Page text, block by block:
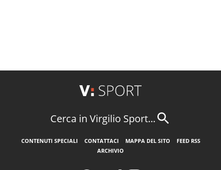
Cerca in Virgilio Sport...
CONTENUTI SPECIALI CONTATTACI MAPPA DEL SITO
FEED RSS
ARCHIVIO